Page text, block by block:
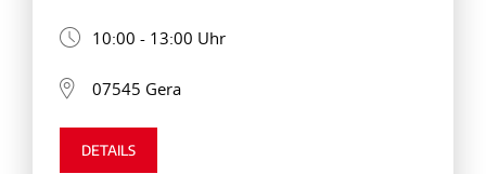
10:00 - 13:00 Uhr
07545 Gera
DETAILS